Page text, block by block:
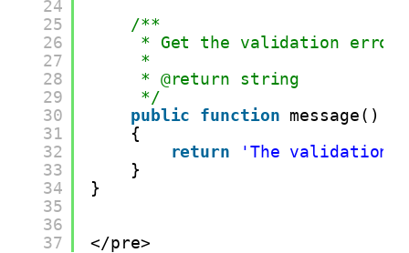
24
25
26
27
28
29
30
31
32
33
34
35
36
37
/**
* Get the validation error
*
* @return string
*/
public
function message()
{
return
'The validation
}
}
</pre>